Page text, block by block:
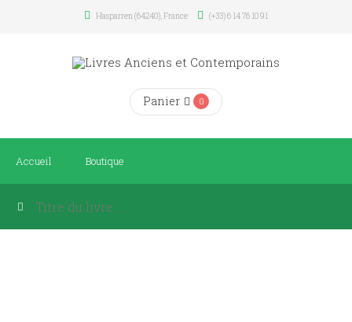
Hasparren (64240), France (+33) 6 14 76 10 91
Panier 0
Accueil Boutique